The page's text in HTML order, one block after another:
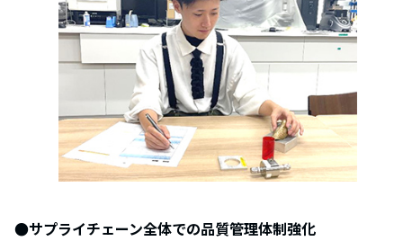
●サプライチェーン全体での品質管理体制強化